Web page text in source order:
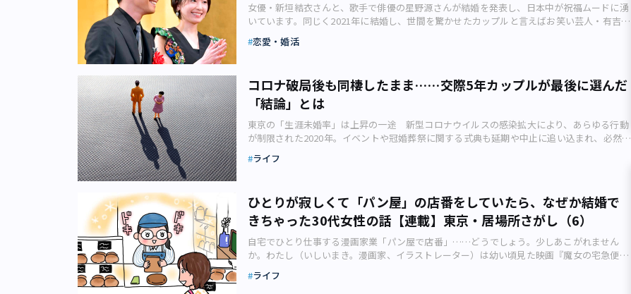
かび上がりました。 等身大を求める現代女性たち 令和を迎えた2021年現在はどうでしょ
うか。同年に実施された独身女性が対象のアンケート調査によると、 「趣味など没頭できる
ものを持っている」（31.7%） 「料理好きでマメに自炊する」（30.1%） といった特徴を
有することをステータスと考える男性より、庶民的でも一緒にいて安心できる人がいい」
（30代女性）といった自由回答も寄せられていることなどから、肩ひじを張らない“等身
大”の相手を探し求めている現代女性たちの価値観をうかがい知ることができます。 ※参
照：ウェブメディア「マッチングアプリ大学」が2021年2月～3月、20～40代の独身女性445
人に対して実施したインターネット調査の結果 理想の恋人……のはずだった理想の恋
人……のはずだった 決して派手過ぎず、地に足が着いていて、読書などの趣味を持ってい
る男性。 前述の調査結果に照らせば、C子さん（31歳）の恋人は現代においてごく理想的
た、本・CD・レコードのコレクションでした。 C子さんががくぜんとした、恋人の男性の室
内（画像：C子さん提供）※ ※ ※ 今回、インタビューに答えてくれたC子さんは、東
京23区在住・在勤。友人の紹介で知り合った5歳年上の恋人がいます。 お互い職場が別々
のため、毎週末土日のどちらかに会う約束を重ねてきました。新型コロナ禍ではあります
が、幸い、ふたりの住まいは隣接する区同士。電車で数駅の距離にあります。 感染対策の
を作ったりと、穏やかな日々を過ごしてきました。 交際1年余り。順調に関係を築いてい
女優・新垣結衣さんと、歌手で俳優の星野源さんが結婚を発表し、日本中が祝福ムードに湧
いています。同じく2021年に結婚し、世間を驚かせたカップルと言えばお笑い芸人・有吉弘
行さんとフリーアナウンサー夏目三久さん。この2組に共通する、「祝われる結婚」の条件
とはいったい何でしょうか？ビッグカップル誕生を日本中が祝福 日本中をあっと驚かす、
野源さん。2017年撮影（画像：時事通信フォト） ご存じの通り、ふたりは2016年のTBSテ
レビ系ドラマ『逃げるは恥だが役に立つ（逃げ恥）』で共演。同作は最終回の視聴率が
ORICON NEWSの記事（2021年5月19日夕方配信）によると、ふたりはスペシャル版の撮影
での再会をきっかけに交際をスタートさせたとのこと。作中のカップルが現実でも結ばれた
ことに、業界関係者やファンから祝福の声が相次いでいます。 2021年の芸能人同士の結
ら放送されたテレビ朝日系バラエティー番組『マツコ＆有吉の怒り新党』で出会い、10年を
かけて思いを結実させたと言います。 東京で最も華やかな芸能界の結婚事情 華やかな東京
の街の中でも、最もまぶしい輝きを放つ芸能界。そこで活躍するタレントたちは常に人々の
関心を集めます。 交際や結婚の報道が流れるたびにファンたちは一喜一憂してきました
が、これほど祝福ムードに包まれるカップルが2組も続けて誕生するのは、近年でも珍しい
ことなのではないでしょうか。 こうした結婚を「祝われ婚」と表現した時、その特徴を
探ると興味深い共通点が見えてきます。 「祝われる結婚」の条件とは？「祝われる結婚」の
恋愛・婚活
コロナ破局後も同棲したまま……交際5年カップルが最後に選んだ
「結論」とは
東京の「生涯未婚率」は上昇の一途 新型コロナウイルスの感染拡大により、あらゆる行動
が制限された2020年。イベントや冠婚葬祭に関する式典も延期や中止に追い込まれ、必然的
に結婚する人も減ったといいます。 厚生労働省の人口動態統計（速報値）によると、
2020年1月～10月の婚姻数は42万4343件で前年同期48万9301件から13.3%減。このままで
るのか？（画像：写真AC） 今日の日本において、結婚はマストなものでは無くなっていま
す。とりわけ東京都では、2015年の国勢調査で、50歳までに一度も結婚したことのない人の
性19.20％と高いことが分かっています。 さまざまな原因が考えられますが、他の地域に
比べて東京は女性の年収も高く、ひとりで楽しめる娯楽も多いため、結婚の必要性を感じな
い人が多いのかもしれません。2017年には総合結婚情報誌「ゼクシィ」が、「結婚しなくて
ライフ
ひとりが寂しくて「パン屋」の店番をしていたら、なぜか結婚で
きちゃった30代女性の話【連載】東京・居場所さがし（6）
自宅でひとり仕事する漫画家業「パン屋で店番」……どうでしょう。少しあこがれません
か。わたし（いしいまき。漫画家、イラストレーター）は幼い頃見た映画『魔女の宅急便』
や絵本『カラスのパン屋さん』などを思い出し、胸にときめくものを感じます。 ひょんなき
っかけで、パン屋の店番をすることになった。そのいきさつとは？（いしいまきさん制
ライフ